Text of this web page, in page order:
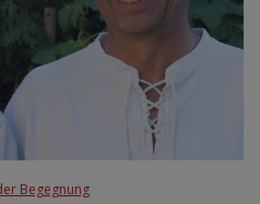
Begegnung